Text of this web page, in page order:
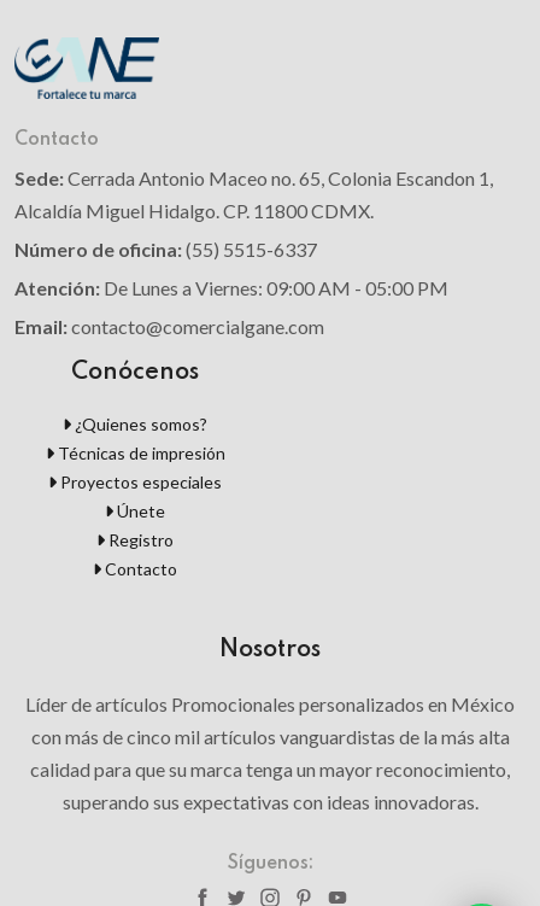
Contacto
Sede:Cerrada Antonio Maceo no. 65, Colonia Escandon 1,
Alcaldía Miguel Hidalgo. CP. 11800 CDMX.
Número de oficina:(55) 5515-6337
Atención: De Lunes a Viernes: 09:00 AM - 05:00 PM
Email:contacto@comercialgane.com
Conócenos
¿Quienes somos?
Técnicas de impresión
Proyectos especiales
Únete
Registro
Contacto
Nosotros
Líder de artículos Promocionales personalizados en México
con más de cinco mil artículos vanguardistas de la más alta
calidad para que su marca tenga un mayor reconocimiento,
superando sus expectativas con ideas innovadoras.
Síguenos: